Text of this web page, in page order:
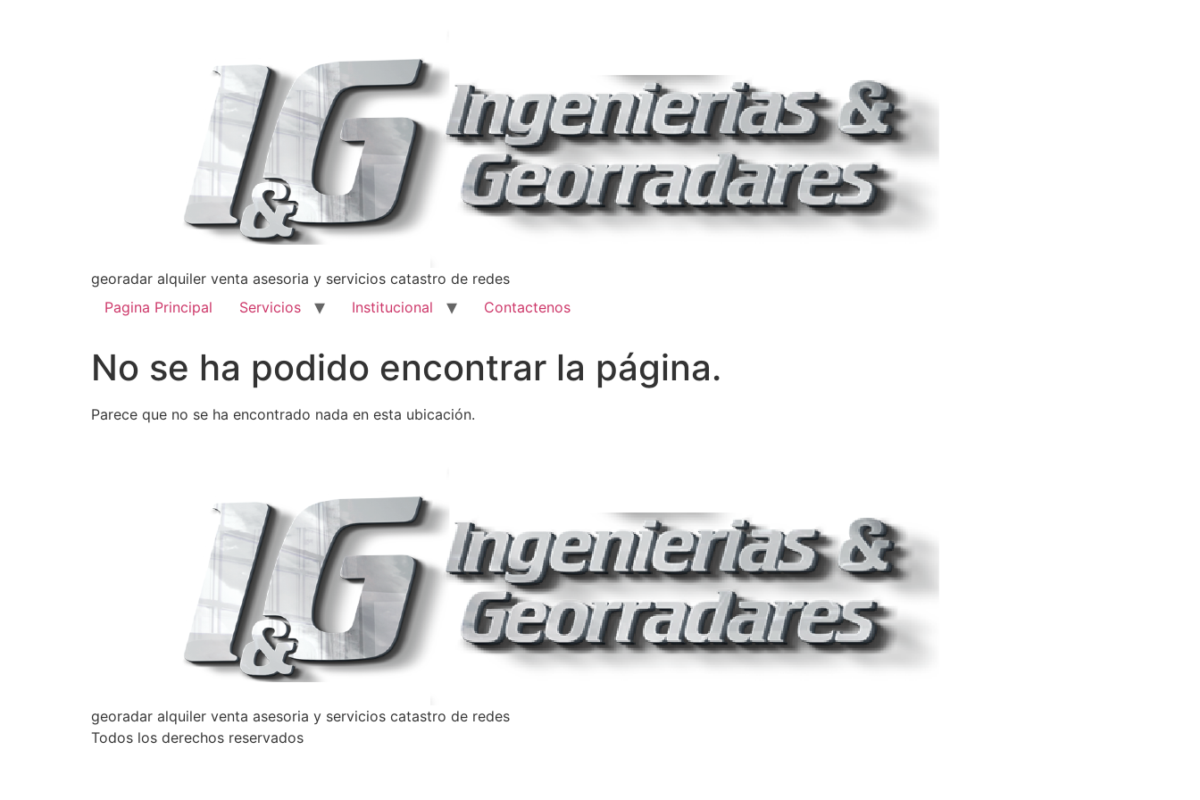
georadar alquiler venta asesoria y servicios catastro de redes
Pagina Principal
Servicios Institucional Contactenos
No se ha podido encontrar la página.
Parece que no se ha encontrado nada en esta ubicación.
georadar alquiler venta asesoria y servicios catastro de redes
Todos los derechos reservados